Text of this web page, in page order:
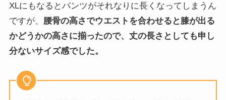
XLにもなるとパンツがそれなりに長くなってしまうん
ですが、 腰骨の高さでウエストを合わせると膝が出る
かどうかの高さに揃ったので、丈の長さとしても申し
分ないサイズ感でした。